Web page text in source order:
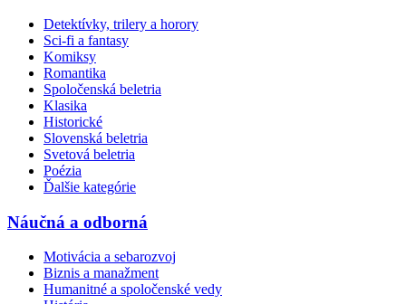
Detektívky, trilery a horory
Sci-fi a fantasy
Komiksy
Romantika
Spoločenská beletria
Klasika
Historické
Slovenská beletria
Svetová beletria
Poézia
Ďalšie kategórie
Náučná a odborná
Motivácia a sebarozvoj
Biznis a manažment
Humanitné a spoločenské vedy